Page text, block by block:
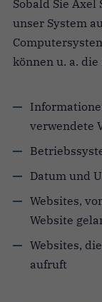
Sobald Sie
unser System
können u. a.
verwendete
Datum und
Websites,
Website
Websites,
aufruft